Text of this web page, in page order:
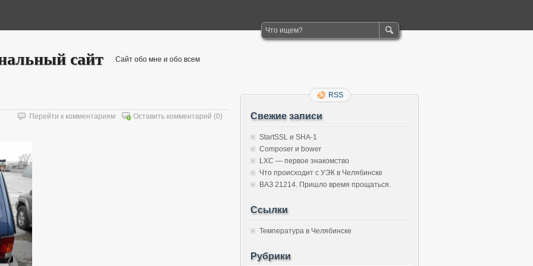
сайт Сайт обо мне и обо всем
Оставить комментарий (0)
Перейти к комментариям
RSS
Свежие записи
StartSSL и SHA-1
Composer и bower
LXC — первое знакомство
Что происходит с УЭК в Челябинске
ВАЗ 21214. Пришло время прощаться.
Ссылки
Температура в Челябинске
Рубрики